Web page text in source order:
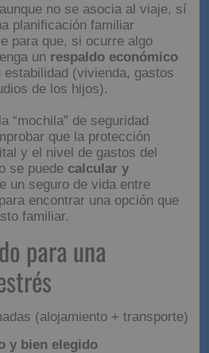
la tranquilidad no
también de ir cubiertos
ayudar con asistencia
el trayecto.
no se asocia al viaje, sí
planificación familiar
para que, si ocurre algo
unrespaldo económico
(vivienda, gastos
“mochila” de seguridad
que la protección
y el nivel de gastos del
se puedecalcular y
un seguro de vida entre
encontrar una opción que